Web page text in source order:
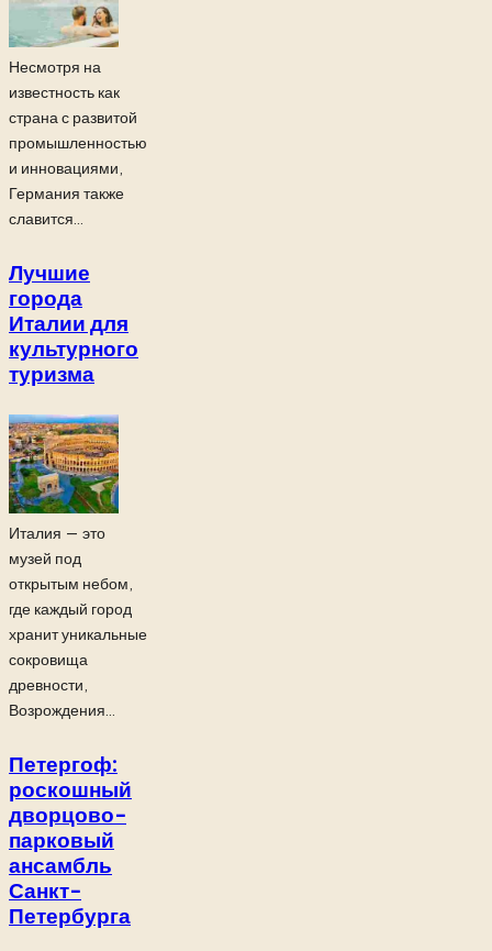
Несмотря на
известность как
страна с развитой
промышленностью
и инновациями,
Германия также
славится...
Лучшие
города
Италии для
культурного
туризма
Италия — это
музей под
открытым небом,
где каждый город
хранит уникальные
сокровища
древности,
Возрождения...
Петергоф:
роскошный
дворцово-
парковый
ансамбль
Санкт-
Петербурга